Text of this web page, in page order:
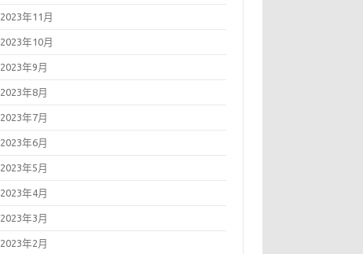
2023年11月
2023年10月
2023年9月
2023年8月
2023年7月
2023年6月
2023年5月
2023年4月
2023年3月
2023年2月